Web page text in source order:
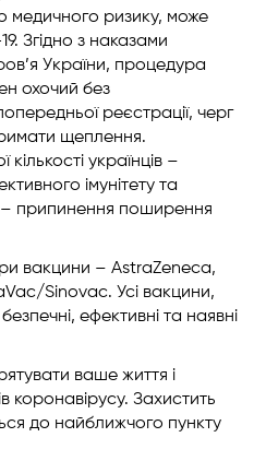
медичного ризику, може
Згідно з наказами
України, процедура
охочий без
реєстрації, черг
щеплення.
українців –
імунітету та
– припинення поширення
вакцини – AstraZeneca,
Sinovac. Усі вакцини,
ефективні та наявні
ваше життя і
коронавірусу. Захистить
до найближчого пункту